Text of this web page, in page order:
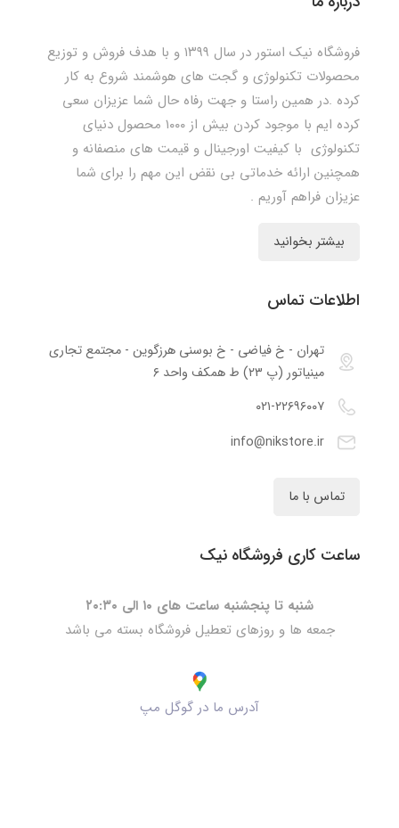
فروشگاه نیک استور در سال ۱۳۹۹ و با هدف فروش و توزیع
محصولات تکنولوژی و گجت های هوشمند شروع به کار
کرده .در همین راستا و جهت رفاه حال شما عزیزان سعی
کرده ایم با موجود کردن بیش از ۱۰۰۰ محصول دنیای
تکنولوژی با کیفیت اورجینال و قیمت های منصفانه و
همچنین ارائه خدماتی بی نقض این مهم را برای شما
عزیزان فراهم آوریم .
بیشتر بخوانید
اطلاعات تماس
تهران - خ فیاضی - خ بوسنی هرزگوین - مجتمع تجاری
مینیاتور (پ ۲۳) ط همکف واحد ۶
۰۲۱-۲۲۶۹۶۰۰۷
info@nikstore.ir
تماس با ما
ساعت کاری فروشگاه نیک
شنبه تا پنجشنبه ساعت های ۱۰ الی ۲۰:۳۰
جمعه ها و روزهای تعطیل فروشگاه بسته می باشد
آدرس ما در گوگل مپ